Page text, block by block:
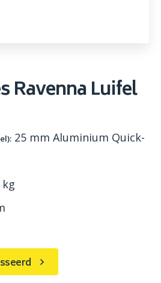
Ravenna Luifel
25 mm Aluminium Quick-
kg